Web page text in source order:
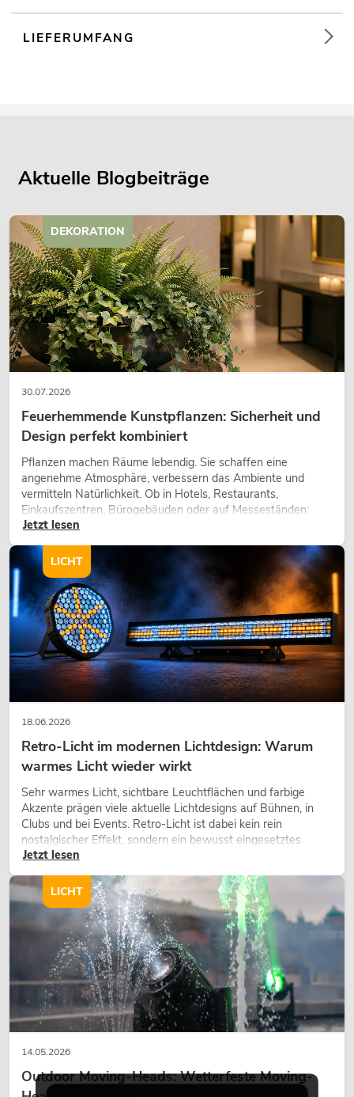
LIEFERUMFANG
Aktuelle Blogbeiträge
30.07.2026
Feuerhemmende Kunstpflanzen: Sicherheit und
Design perfekt kombiniert
Pflanzen machen Räume lebendig. Sie schaffen eine
angenehme Atmosphäre, verbessern das Ambiente und
vermitteln Natürlichkeit. Ob in Hotels, Restaurants,
Einkaufszentren, Bürogebäuden oder auf Messeständen:
eine hochwertige Begrünung gehört heute längst zum
modernen Raumkonzept.
Jetzt lesen
DEKORATION
18.06.2026
Retro-Licht im modernen Lichtdesign: Warum
warmes Licht wieder wirkt
Sehr warmes Licht, sichtbare Leuchtflächen und farbige
Akzente prägen viele aktuelle Lichtdesigns auf Bühnen, in
Clubs und bei Events. Retro-Licht ist dabei kein rein
nostalgischer Effekt, sondern ein bewusst eingesetztes
Gestaltungsmittel: Es schafft Atmosphäre, gibt Szenen
Charakter und kann technische LED-Setups emotionaler
wirken lassen.
Jetzt lesen
LICHT
14.05.2026
Outdoor Moving-Heads: Wetterfeste Moving-
LICHT